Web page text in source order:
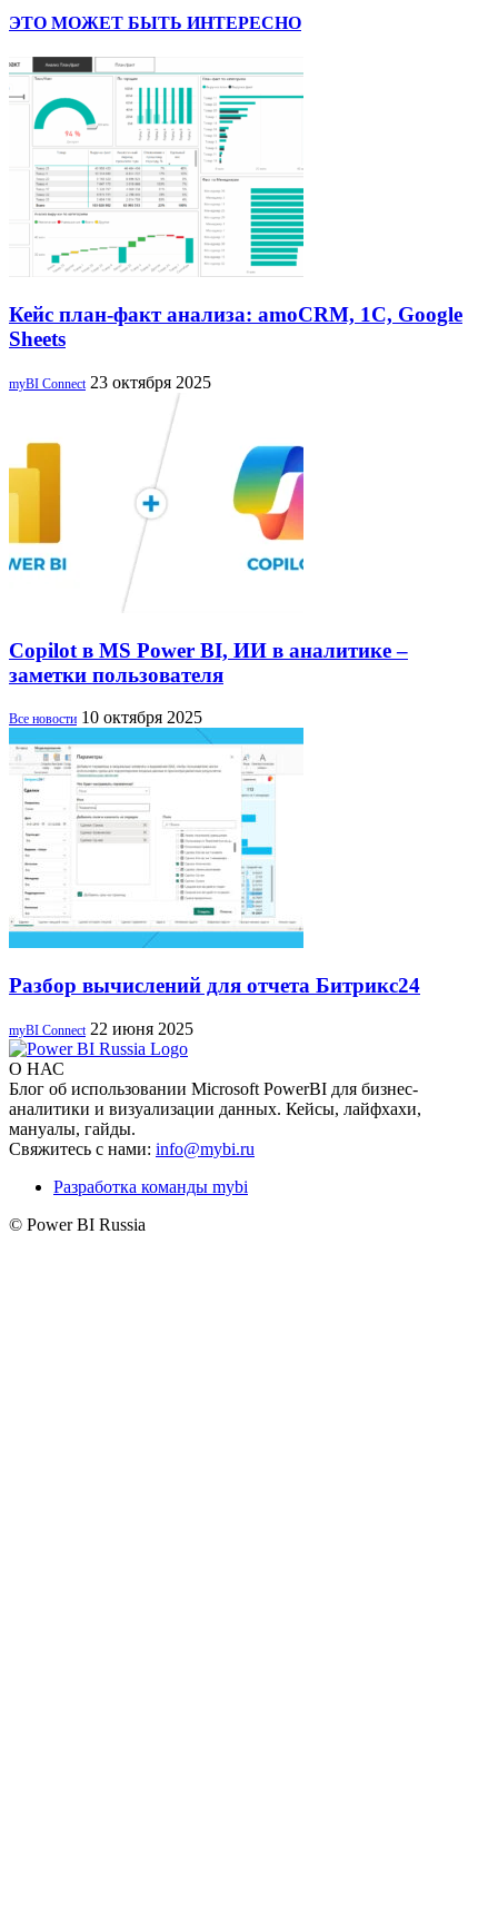
ЭТО МОЖЕТ БЫТЬ ИНТЕРЕСНО
Кейс план-факт анализа: amoCRM, 1C, Google
Sheets
myBI Connect 23 октября 2025
Copilot в MS Power BI, ИИ в аналитике –
заметки пользователя
Все новости 10 октября 2025
Разбор вычислений для отчета Битрикс24
myBI Connect 22 июня 2025
О НАС
Блог об использовании Microsoft PowerBI для бизнес-
аналитики и визуализации данных. Кейсы, лайфхахи,
мануалы, гайды.
Свяжитесь с нами: info@mybi.ru
Разработка команды mybi
© Power BI Russia